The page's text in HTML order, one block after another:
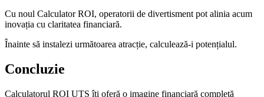
Cu noul Calculator ROI, operatorii de divertisment pot alinia acum
inovația cu claritatea financiară.
Înainte să instalezi următoarea atracție, calculează-i potențialul.
Concluzie
Calculatorul ROI UTS îți oferă o imagine financiară completă